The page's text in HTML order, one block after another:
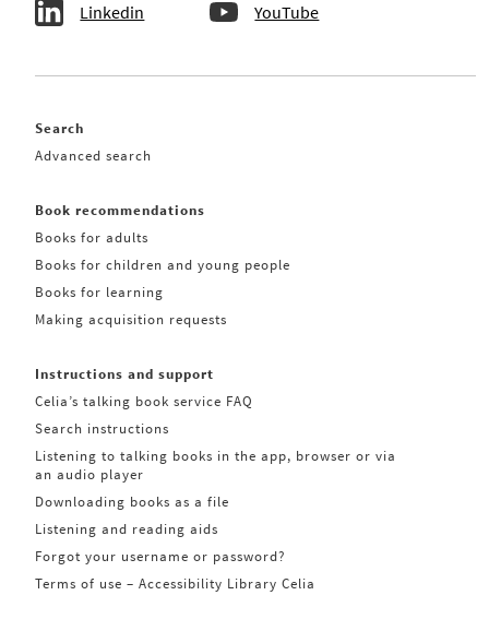
Linkedin YouTube
Search
Advanced search
Book recommendations
Books for adults
Books for children and young people
Books for learning
Making acquisition requests
Instructions and support
Celia’s talking book service FAQ
Search instructions
Listening to talking books in the app, browser or via
an audio player
Downloading books as a file
Listening and reading aids
Forgot your username or password?
Terms of use – Accessibility Library Celia